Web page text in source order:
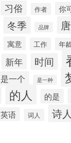
习俗 作者 你
冬季 品牌
寓意 工作 年
新年 时间
是一个 是一种
的人 的是
英语 词人 诗人